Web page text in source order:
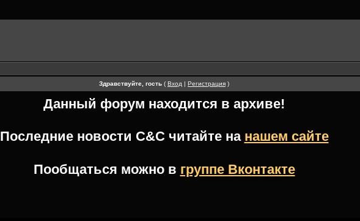
Здравствуйте, гость ( Вход | Регистрация )
Данный форум находится в архиве!
Последние новости C&C читайте на нашем сайте
Пообщаться можно в группе Вконтакте